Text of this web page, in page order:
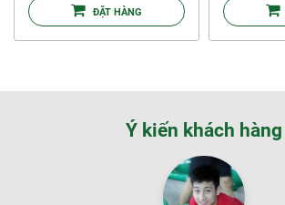
ĐẶT HÀNG
Ý kiến khách hàng